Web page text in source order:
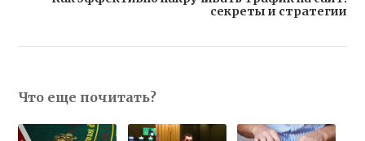
секреты и стратегии
Что еще почитать?